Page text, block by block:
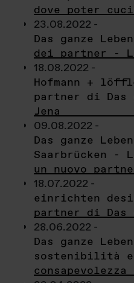
dove poter
23.08.2022 -
Das ganze
dei partner -
18.08.2022 -
Hofmann +
partner di Das
Jena
09.08.2022 -
Das ganze
Saarbrücken -
un nuovo
18.07.2022 -
einrichten
partner di Das
28.06.2022 -
Das ganze
sostenibilità